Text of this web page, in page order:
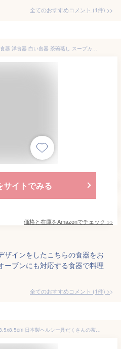
全てのおすすめコメント (1件) >
どんぐり 蓋付き白いカップ (和食器 洋食器 白い食器 茶碗蒸し スープカップ デザートカップ cafe風 アウトレット込み フタ付き 蓋付き 蓋物 業務用 ホテル レストラン 旅館 多治見美濃焼 日本製)
サイトでみる
価格と在庫をAmazonでチェック >>
ザインをしたこちらの食器をお
ーブンにも対応する食器で料理
全てのおすすめコメント (1件) >
木蓋付 200cc 紺窯変 蒸し茶碗8.5x8.5cm 日本製ヘルシー具だくさんの茶碗むし 温かい蒸し物業務用 茶碗蒸し容器 蒸茶碗 蒸し碗